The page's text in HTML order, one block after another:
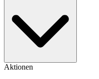
Aktionen